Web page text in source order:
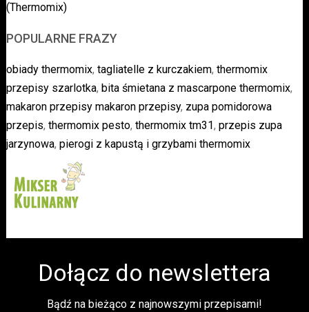
(Thermomix)
POPULARNE FRAZY
obiady thermomix, tagliatelle z kurczakiem, thermomix
przepisy szarlotka, bita śmietana z mascarpone thermomix,
makaron przepisy makaron przepisy, zupa pomidorowa
przepis, thermomix pesto, thermomix tm31, przepis zupa
jarzynowa, pierogi z kapustą i grzybami thermomix
Dołącz do newslettera
Bądź na bieżąco z najnowszymi przepisami!